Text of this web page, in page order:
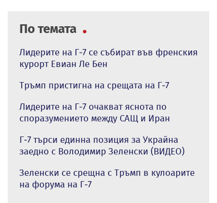
По темата
Лидерите на Г-7 се събират във френския
курорт Евиан Ле Бен
Тръмп пристигна на срещата на Г-7
Лидерите на Г-7 очакват яснота по
споразумението между САЩ и Иран
Г-7 търси единна позиция за Украйна
заедно с Володимир Зеленски (ВИДЕО)
Зеленски се срещна с Тръмп в кулоарите
на форума на Г-7